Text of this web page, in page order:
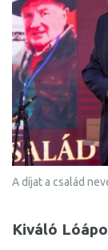
A díjat a család
Kiváló